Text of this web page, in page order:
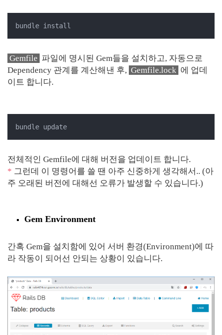
bundle install
Gemfile 파일에 명시된 Gem들을 설치하고, 자동으로
Dependency 관계를 계산해낸 후, Gemfile.lock 에 업데
이트 합니다.
bundle update
전체적인 Gemfile에 대해 버전을 업데이트 합니다.
* 그런데 이 명령어를 쓸 땐 아주 신중하게 생각해서.. (아
주 오래된 버전에 대해선 오류가 발생할 수 있습니다.)
Gem Environment
간혹 Gem을 설치함에 있어 서버 환경(Environment)에 따
라 작동이 되어선 안되는 상황이 있습니다.